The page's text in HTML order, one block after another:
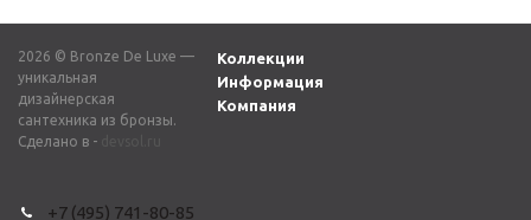
2026 © Bronze De Luxe —
уникальная
дизайнерская
сантехника из бронзы.
Сделано в -
Коллекции
Информация
Компания
+7 (495) 741-80-85